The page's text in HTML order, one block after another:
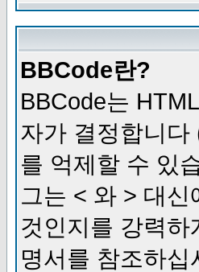
BBCode란?
BBCode는
자가 결정합니
를 억제할 수 있
그는 < 와 > 대
것인지를 강력
명서를 참조하십